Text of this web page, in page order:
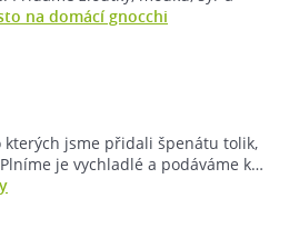
na domácí gnocchi
kterých jsme přidali špenátu tolik,
je vychladlé a podáváme k…